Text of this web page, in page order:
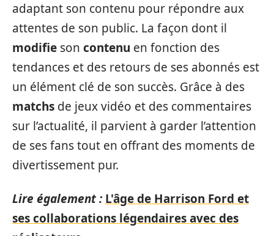
adaptant son contenu pour répondre aux
attentes de son public. La façon dont il
modifie son contenu en fonction des
tendances et des retours de ses abonnés est
un élément clé de son succès. Grâce à des
matchs de jeux vidéo et des commentaires
sur l’actualité, il parvient à garder l’attention
de ses fans tout en offrant des moments de
divertissement pur.
Lire également : L'âge de Harrison Ford et
ses collaborations légendaires avec des